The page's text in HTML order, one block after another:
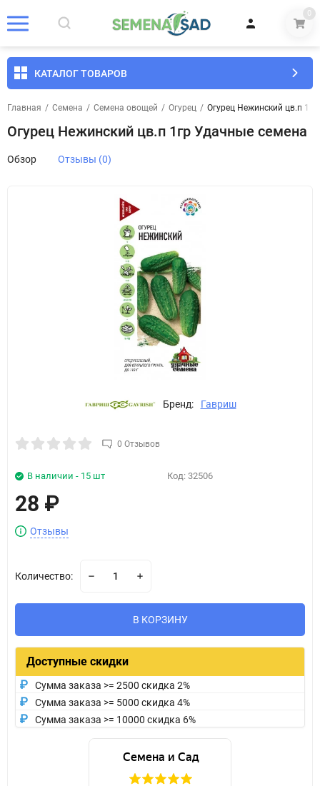
0
КАТАЛОГ ТОВАРОВ
Главная / Семена / Семена овощей / Огурец / Огурец Нежинский цв.п
Огурец Нежинский цв.п 1гр Удачные семена
Обзор Отзывы (0)
Бренд: Гавриш
0 Отзывов
В наличии - 15 шт Код: 32506
28 ₽
Отзывы
Количество:
В КОРЗИНУ
Доступные скидки
Сумма заказа >= 2500 скидка 2%
Сумма заказа >= 5000 скидка 4%
Сумма заказа >= 10000 скидка 6%